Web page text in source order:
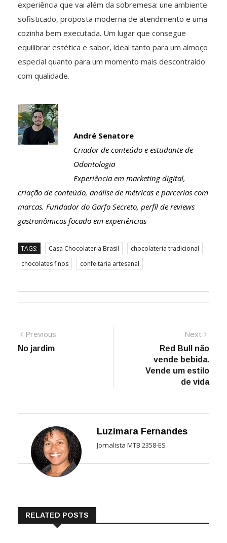
experiência que vai além da sobremesa: une ambiente
sofisticado, proposta moderna de atendimento e uma
cozinha bem executada. Um lugar que consegue
equilibrar estética e sabor, ideal tanto para um almoço
especial quanto para um momento mais descontraído
com qualidade.
André Senatore
Criador de conteúdo e estudante de
Odontologia
Experiência em marketing digital,
criação de conteúdo, análise de métricas e parcerias com
marcas. Fundador do Garfo Secreto, perfil de reviews
gastronômicos focado em experiências
TAGS: Casa Chocolateria Brasil
chocolateria tradicional
chocolates finos
confeitaria artesanal
Navegação
de
Previous
No jardim
Next
post:
Red Bull não
vende bebida.
Vende um estilo
de vida
Luzimara Fernandes
Jornalista MTB 2358-ES
RELATED POSTS